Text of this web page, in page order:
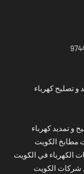
تصليح كهرباء
و تمديد كهرباء
مطابخ الكويت
الكهرباء في الكويت
الكويت